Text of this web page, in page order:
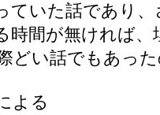
ていた話であり、
時間が無ければ、
どい話でもあっ
よる